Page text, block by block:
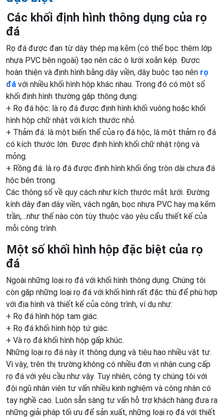
Các khối định hình thông dụng của rọ
đá
Rọ đá được đan từ dây thép mạ kẽm (có thể bọc thêm lớp
nhựa PVC bên ngoài) tạo nên các ô lưới xoắn kép. Được
hoàn thiện và định hình bằng dây viền, dây buộc tạo nên rọ
đá với nhiều khối hình hộp khác nhau. Trong đó có một số
khối định hình thường gặp thông dụng:
+ Rọ đá hộc: là rọ đá được định hình khối vuông hoặc khối
hình hộp chữ nhật với kích thước nhỏ.
+ Thảm đá: là một biến thể của rọ đá hộc, là một thảm rọ đá
có kích thước lớn. Được định hình khối chữ nhật rộng và
mỏng.
+ Rồng đá: là rọ đá được định hình khối ống tròn dài chưa đá
hộc bên trong.
Các thông số về quy cách như kích thước mắt lưới. Đường
kính dây đan dây viền, vách ngăn, bọc nhựa PVC hay mạ kẽm
trần,…như thế nào còn tùy thuộc vào yêu cẩu thiết kế của
mỗi công trình.
Một số khối hình hộp đặc biệt của rọ
đá
Ngoài những loại rọ đá với khối hình thông dụng. Chúng tôi
còn gặp những loại rọ đá với khối hình rất đặc thù để phù hợp
với địa hình và thiết kế của công trình, ví dụ như:
+ Rọ đá hình hộp tam giác.
+ Rọ đá khối hình hộp tứ giác.
+ Và rọ đá khối hình hộp gấp khúc.
Những loại rọ đá này ít thông dụng và tiêu hao nhiều vật tư.
Vì vậy, trên thị trường không có nhiều đơn vị nhận cung cấp
rọ đá với yêu cầu như vậy. Tuy nhiên, công ty chúng tôi với
đội ngũ nhân viên tư vấn nhiều kinh nghiệm và công nhân có
tay nghề cao. Luôn sẵn sàng tư vấn hỗ trợ khách hàng đưa ra
những giải pháp tối ưu để sản xuất, những loại rọ đá với thiết